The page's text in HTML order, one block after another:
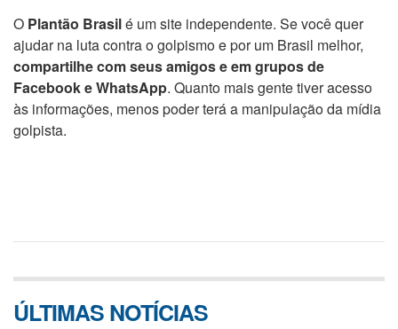
O Plantão Brasilé um site independente. Se você quer
ajudar na luta contra o golpismo e por um Brasil melhor,
compartilhe com seus amigos e em grupos de
Facebook e WhatsApp. Quanto mais gente tiver acesso
às informações, menos poder terá a manipulação da mídia
golpista.
ÚLTIMAS NOTÍCIAS